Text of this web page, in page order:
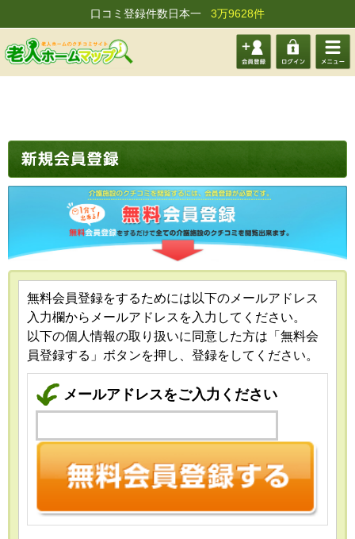
口コミ登録件数日本一 3万9628件
会員登 ログイ メニュ
無料会員登録をするためには以下のメールアドレス
入力欄からメールアドレスを入力してください。
以下の個人情報の取り扱いに同意した方は「無料会
員登録する」ボタンを押し、登録をしてください。
メールアドレスをご入力ください